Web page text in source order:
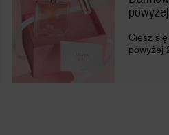
Ciesz
powyżej